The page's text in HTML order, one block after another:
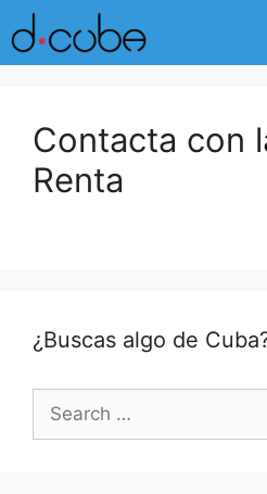
Skip
to
content
Contacta con
Renta
¿Buscas algo de
Search
for: